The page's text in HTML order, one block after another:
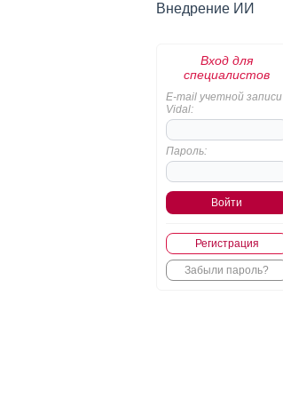
Внедрение ИИ
Вход для
специалистов
E-mail учетной записи
Vidal:
Пароль:
Регистрация
Забыли пароль?